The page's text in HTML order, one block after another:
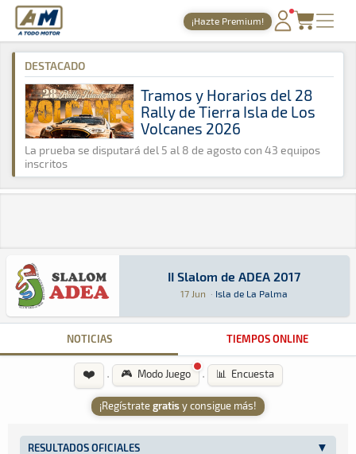
A Todo Motor · Revista del motor desde 1999
¡Hazte Premium!
PORTADA
TIEMPOS ONLINE
NOTICIAS
AGENDA
GALERÍAS
A Todo Motor » Agenda » 2017 » Junio
DESTACADO
Tramos y Horarios del 28
Rally de Tierra Isla de Los
Volcanes 2026
La prueba se disputará del 5 al 8 de agosto con 43 equipos
inscritos
II Slalom de ADEA 2017
II Slalom de ADEA 2017
17 Jun · Isla de La Palma
Slalom · II Slalom de ADEA 2017: Aquí
Isla de La Palma Isla de La Palma
NOTICIAS TIEMPOS ONLINE
❤️ · 🎮 Modo Juego · 📊 Encuesta
¡Regístrategratis y consigue más!
RESULTADOS OFICIALES